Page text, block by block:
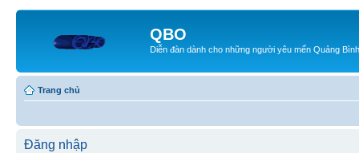
QBO
Diễn đàn dành cho những người yêu mến Quảng Bình
Trang chủ
Đăng nhập